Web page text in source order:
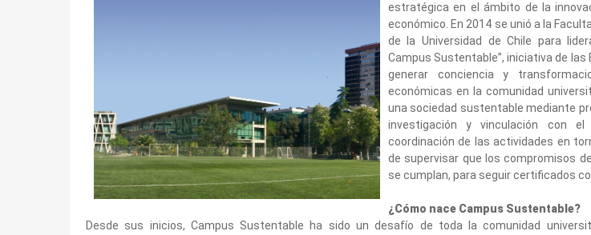
estratégica en el ámbito de la
económico. En 2014 se unió a la
de la Universidad de Chile para
Campus Sustentable”, iniciativa de las
generar conciencia y
económicas en la comunidad
una sociedad sustentable mediante
investigación y vinculación con
coordinación de las actividades en
de supervisar que los compromisos
se cumplan, para seguir certificados
¿Cómo nace Campus Sustentable?
Desde sus inicios, Campus Sustentable ha sido un desafío de toda la comunidad